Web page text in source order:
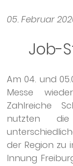
05. Februar
Job-
Am 04. und
Messe
Zahlreiche
nutzten
der Region zu
Innung